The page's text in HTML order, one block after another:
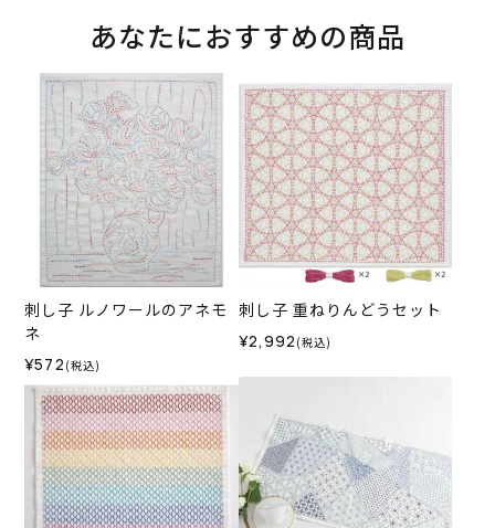
あなたにおすすめの商品
刺し子 ルノワールのアネモ
ネ
¥572 (税込)
刺し子 重ねりんどうセット
¥2,992 (税込)